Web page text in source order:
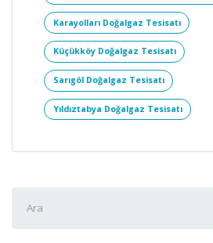
Karayolları Doğalgaz Tesisatı
Küçükköy Doğalgaz Tesisatı
Sarıgöl Doğalgaz Tesisatı
Yıldıztabya Doğalgaz Tesisatı
ara: